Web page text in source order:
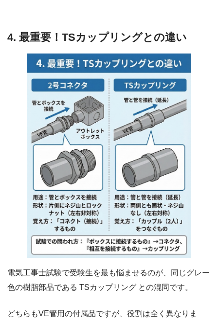
4. 最重要！TSカップリングとの違い
電気工事士試験で受験生を最も悩ませるのが、同じグレー
色の樹脂部品である TSカップリング との混同です。
どちらもVE管用の付属品ですが、役割は全く異なりま